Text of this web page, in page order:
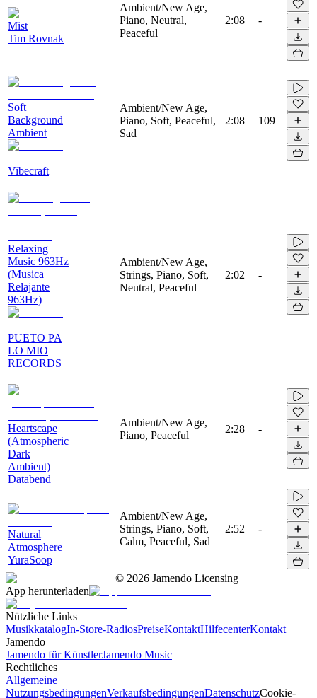
Mist
Tim Rovnak
Ambient/New Age,
Piano, Neutral,
Peaceful
2:08 -
Soft
Background
Ambient
Vibecraft
Ambient/New Age,
Piano, Soft, Peaceful,
Sad
2:08 109
Relaxing
Music 963Hz
(Musica
Relajante
963Hz)
PUETO PA
LO MIO
RECORDS
Ambient/New Age,
Strings, Piano, Soft,
Neutral, Peaceful
2:02 -
Heartscape
(Atmospheric
Dark
Ambient)
Databend
Ambient/New Age,
Piano, Peaceful
2:28 -
Natural
Atmosphere
YuraSoop
Ambient/New Age,
Strings, Piano, Soft,
Calm, Peaceful, Sad
2:52 -
© 2026 Jamendo Licensing
App herunterladen
Nützliche Links
MusikkatalogIn-Store-RadiosPreiseKontaktHilfecenterKontakt
Jamendo
Jamendo für KünstlerJamendo Music
Rechtliches
Allgemeine
NutzungsbedingungenVerkaufsbedingungenDatenschutzCookie-